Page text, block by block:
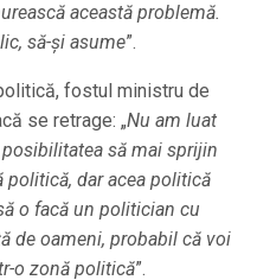
această problemă.
să-și asume”.
fostul ministru de
se retrage: „Nu am luat
să mai sprijin
politică, dar acea politică
o facă un politician cu
de oameni, probabil că voi
o zonă politică”.